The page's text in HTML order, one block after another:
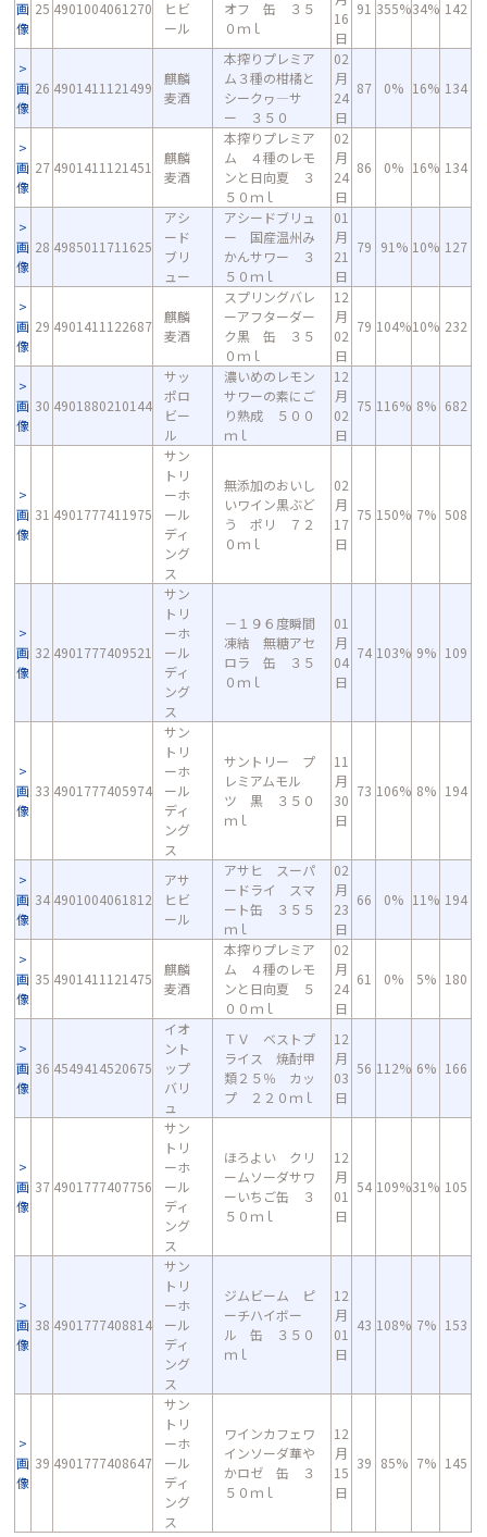
画
像
25 4901004061270
ヒビ
ール
オフ 缶 ３５
０ｍｌ
16
日
91 355%34% 142
画
像
26 4901411121499
麒麟
麦酒
本搾りプレミア
ム３種の柑橘と
シークヮ―サ
ー ３５０
02
月
24
日
87 0% 16% 134
画
像
27 4901411121451
麒麟
麦酒
本搾りプレミア
ム ４種のレモ
ンと日向夏 ３
５０ｍｌ
02
月
24
日
86 0% 16% 134
画
像
28 4985011711625
アシ
ード
ブリ
ュー
アシードブリュ
ー 国産温州み
かんサワー ３
５０ｍｌ
01
月
21
日
79 91% 10% 127
画
像
29 4901411122687
麒麟
麦酒
スプリングバレ
ーアフターダー
ク黒 缶 ３５
０ｍｌ
12
月
02
日
79 104%10% 232
画
像
30 4901880210144
サッ
ポロ
ビー
ル
濃いめのレモン
サワーの素にご
り熟成 ５００
ｍｌ
12
月
02
日
75 116% 8% 682
画
像
31 4901777411975
サン
トリ
ーホ
ール
ディ
ング
ス
無添加のおいし
いワイン黒ぶど
う ポリ ７２
０ｍｌ
02
月
17
日
75 150% 7% 508
画
像
32 4901777409521
サン
トリ
ーホ
ール
ディ
ング
ス
－１９６度瞬間
凍結 無糖アセ
ロラ 缶 ３５
０ｍｌ
01
月
04
日
74 103% 9% 109
画
像
33 4901777405974
サン
トリ
ーホ
ール
ディ
ング
ス
サントリー プ
レミアムモル
ツ 黒 ３５０
ｍｌ
11
月
30
日
73 106% 8% 194
画
像
34 4901004061812
アサ
ヒビ
ール
アサヒ スーパ
ードライ スマ
ート缶 ３５５
ｍｌ
02
月
23
日
66 0% 11% 194
画
像
35 4901411121475
麒麟
麦酒
本搾りプレミア
ム ４種のレモ
ンと日向夏 ５
００ｍｌ
02
月
24
日
61 0% 5% 180
画
像
36 4549414520675
イオ
ント
ップ
バリ
ュ
ＴＶ ベストプ
ライス 焼酎甲
類２５％ カッ
プ ２２０ｍｌ
12
月
03
日
56 112% 6% 166
画
像
37 4901777407756
サン
トリ
ーホ
ール
ディ
ング
ス
ほろよい クリ
ームソーダサワ
ーいちご缶 ３
５０ｍｌ
12
月
01
日
54 109%31% 105
画
像
38 4901777408814
サン
トリ
ーホ
ール
ディ
ング
ス
ジムビーム ピ
ーチハイボー
ル 缶 ３５０
ｍｌ
12
月
01
日
43 108% 7% 153
画
像
39 4901777408647
サン
トリ
ーホ
ール
ディ
ング
ス
ワインカフェワ
インソーダ華や
かロゼ 缶 ３
５０ｍｌ
12
月
15
日
39 85% 7% 145